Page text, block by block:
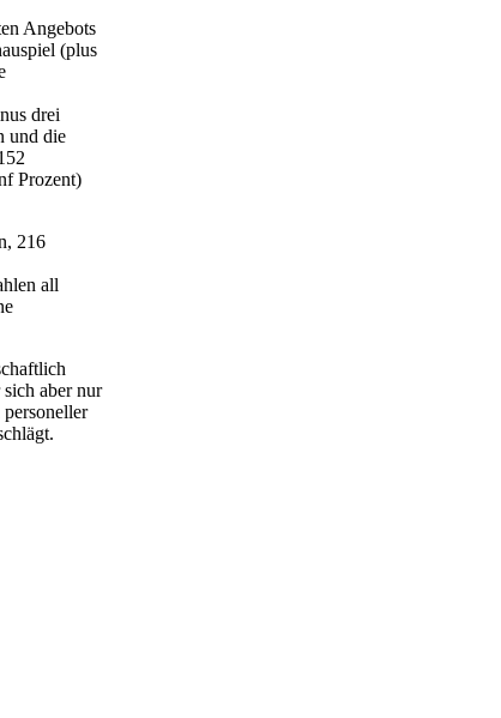
Angebots
(plus
drei
und die
Prozent)
216
all
aber nur